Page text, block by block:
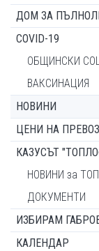
ДОМ ЗА
COVID-19
ОБЩИНСКИ
ВАКСИНАЦИЯ
НОВИНИ
ЦЕНИ НА
КАЗУСЪТ
НОВИНИ за
ДОКУМЕНТИ
ИЗБИРАМ
КАЛЕНДАР